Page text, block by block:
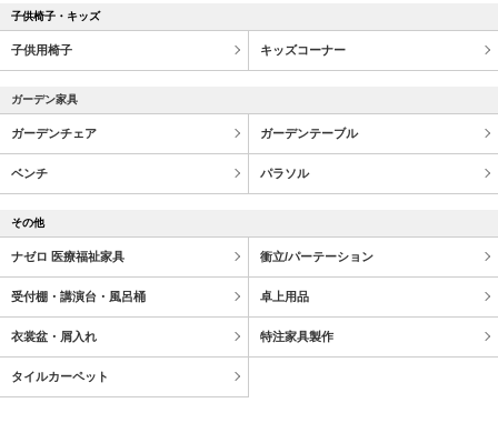
子供椅子・キッズ
子供用椅子 キッズコーナー
ガーデン家具
ガーデンチェア ガーデンテーブル
ベンチ パラソル
その他
ナゼロ 医療福祉家具 衝立/パーテーション
受付棚・講演台・風呂桶 卓上用品
衣裳盆・屑入れ 特注家具製作
タイルカーペット